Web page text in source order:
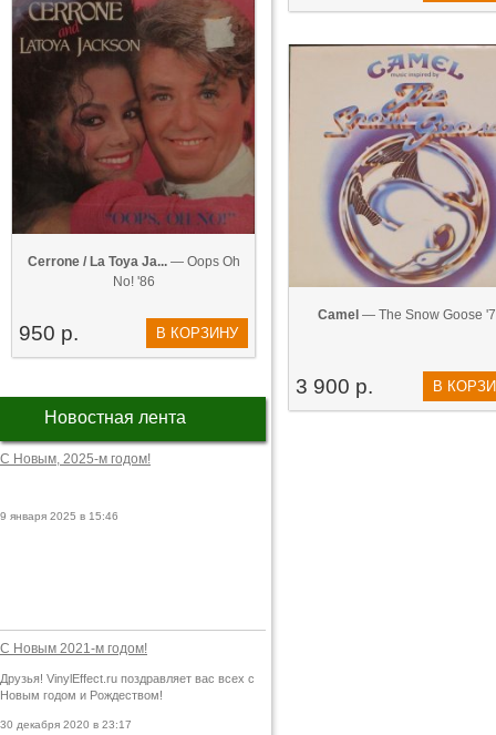
Cerrone / La Toya Ja...— Oops Oh
No! '86
950 р. В КОРЗИНУ
Новостная лента
С Новым, 2025-м годом!
9 января 2025 в 15:46
С Новым 2021-м годом!
Друзья! VinylEffect.ru поздравляет вас всех с
Новым годом и Рождеством!
30 декабря 2020 в 23:17
Camel — The Snow Goose
3 900 р. В